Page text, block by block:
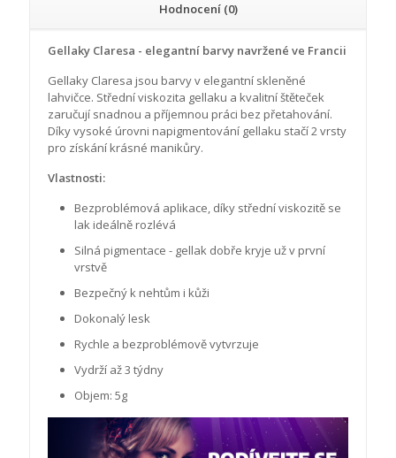
Hodnocení (0)
Gellaky Claresa - elegantní barvy navržené ve Francii
Gellaky Claresa jsou barvy v elegantní skleněné
lahvičce. Střední viskozita gellaku a kvalitní štěteček
zaručují snadnou a příjemnou práci bez přetahování.
Díky vysoké úrovni napigmentování gellaku stačí 2 vrsty
pro získání krásné manikůry.
Vlastnosti:
Bezproblémová aplikace, díky střední viskozitě se
lak ideálně rozlévá
Silná pigmentace - gellak dobře kryje už v první
vrstvě
Bezpečný k nehtům i kůži
Dokonalý lesk
Rychle a bezproblémově vytvrzuje
Vydrží až 3 týdny
Objem: 5g